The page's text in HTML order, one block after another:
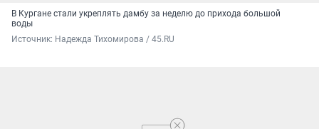
В Кургане стали укреплять дамбу за неделю до прихода большой
воды
Источник: Надежда Тихомирова / 45.RU